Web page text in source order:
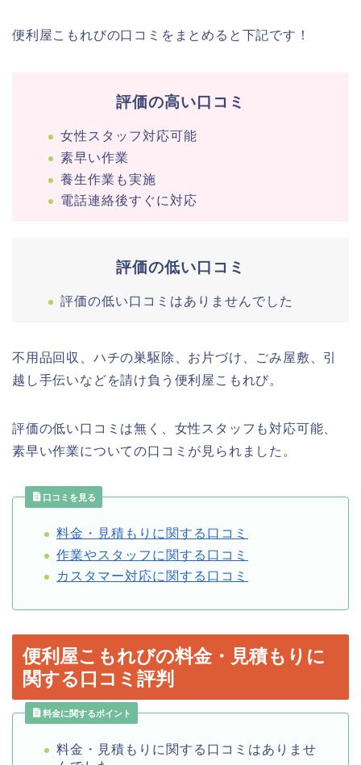
便利屋こもれびの口コミをまとめると下記です！
評価の高い口コミ
女性スタッフ対応可能
素早い作業
養生作業も実施
電話連絡後すぐに対応
評価の低い口コミ
評価の低い口コミはありませんでした
不用品回収、ハチの巣駆除、お片づけ、ごみ屋敷、引
越し手伝いなどを請け負う便利屋こもれび。
評価の低い口コミは無く、女性スタッフも対応可能、
素早い作業についての口コミが見られました。
口コミを見る
料金・見積もりに関する口コミ
作業やスタッフに関する口コミ
カスタマー対応に関する口コミ
便利屋こもれびの料金・見積もりに
関する口コミ評判
料金に関するポイント
料金・見積もりに関する口コミはありませ